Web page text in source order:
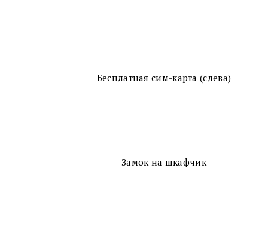
Бесплатная сим-карта (слева)
Замок на шкафчик